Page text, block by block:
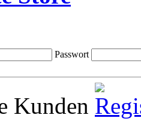
Passwort
Kunden